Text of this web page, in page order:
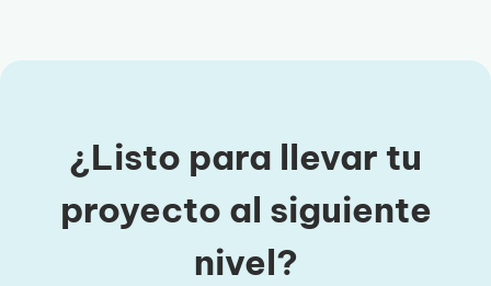
¿Listo para llevar tu
proyecto al siguiente
nivel?